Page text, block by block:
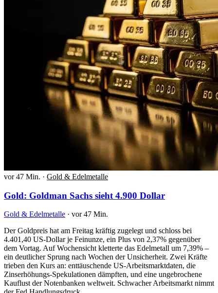
vor 47 Min. · Gold & Edelmetalle
Gold: Goldman Sachs sieht 4.900 Dollar
Gold & Edelmetalle · vor 47 Min.
Der Goldpreis hat am Freitag kräftig zugelegt und schloss bei
4.401,40 US-Dollar je Feinunze, ein Plus von 2,37% gegenüber
dem Vortag. Auf Wochensicht kletterte das Edelmetall um 7,39% –
ein deutlicher Sprung nach Wochen der Unsicherheit. Zwei Kräfte
trieben den Kurs an: enttäuschende US-Arbeitsmarktdaten, die
Zinserhöhungs-Spekulationen dämpften, und eine ungebrochene
Kauflust der Notenbanken weltweit. Schwacher Arbeitsmarkt nimmt